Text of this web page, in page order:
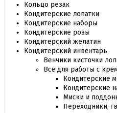
Кольцо резак
Кондитерские лопатки
Кондитерские наборы
Кондитерские розы
Кондитерский желатин
Кондитерский инвентарь
Венчики кисточки
Все для работы с
Кондитерские
Кондитерские
Миски и
Переходники,